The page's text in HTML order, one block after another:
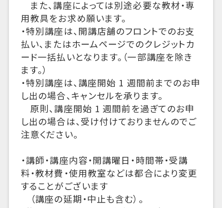
また、講座によっては別途必要な教材・専
用教具をお求め願います。
・特別講座は、開講店舗のフロントでのお支
払い、またはホームページでのクレジットカ
ード一括払いとなります。（一部講座を除き
ます。）
・特別講座は、講座開始 1 週間前までのお申
し出の場合、キャンセルを承ります。
原則、講座開始 1 週間前を過ぎてのお申
し出の場合は、受け付けておりませんのでご
注意ください。
・講師・講座内容・開講曜日・時間帯・受講
料・教材費・使用教室などは都合により変更
することがございます
（講座の延期・中止も含む）。